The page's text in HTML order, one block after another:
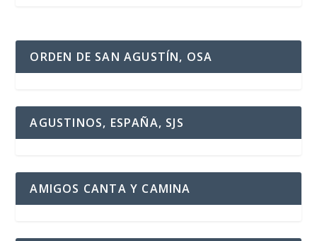
ORDEN DE SAN AGUSTÍN, OSA
AGUSTINOS, ESPAÑA, SJS
AMIGOS CANTA Y CAMINA